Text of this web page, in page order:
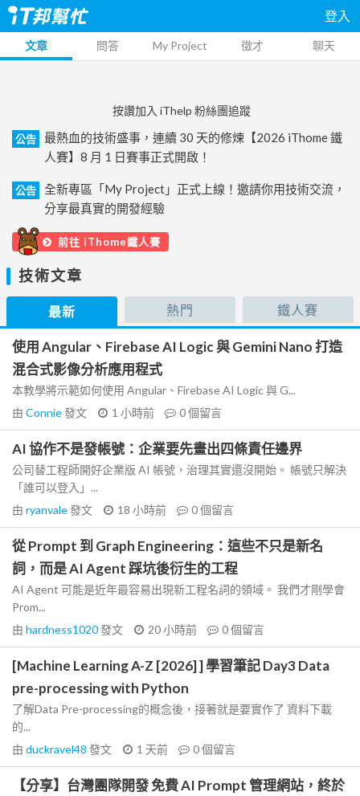
登入
文章 問答 My Project 徵才 聊天
按讚加入 iThelp 粉絲團追蹤
公告
最熱血的技術盛事，連續 30 天的修煉【2026 iThome 鐵
人賽】8 月 1 日賽事正式開啟！
公告
全新專區「My Project」正式上線！邀請你用技術交流，
分享最真實的開發經驗
前往 iThome鐵人賽
技術文章
最新 熱門 鐵人賽
使用 Angular、Firebase AI Logic 與 Gemini Nano 打造
混合式影像分析應用程式
本教學將示範如何使用 Angular、Firebase AI Logic 與 G...
由 Connie發文 1 小時前 0個留言
AI 協作不是發帳號：企業要先畫出四條責任邊界
公司替工程師開好企業版 AI 帳號，治理其實還沒開始。 帳號只解決
「誰可以登入」...
由 ryanvale發文 18 小時前 0個留言
從 Prompt 到 Graph Engineering：這些不只是新名
詞，而是 AI Agent 踩坑後衍生的工程
AI Agent 可能是近年最容易出現新工程名詞的領域。 我們才剛學會
Prom...
由 hardness1020發文 20 小時前 0個留言
[Machine Learning A-Z [2026] ] 學習筆記 Day3 Data
pre-processing with Python
了解Data Pre-processing的概念後，接著就是要實作了 資料下載
的...
由 duckravel48 發文 1 天前 0個留言
【分享】台灣團隊開發 免費 AI Prompt 管理網站，終於